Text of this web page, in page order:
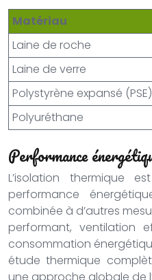
Matériau
Laine de roche
Laine de verre
Polystyrène expansé (PSE)
Polyuréthane
Performance
L’isolation thermique
performance
combinée à d’autres
performant, ventilation
consommation
étude thermique
une approche globale de